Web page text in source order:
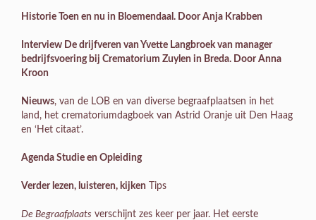
Historie Toen en nu in Bloemendaal. Door Anja Krabben
Interview De drijfveren van Yvette Langbroek van manager
bedrijfsvoering bij Crematorium Zuylen in Breda. Door Anna
Kroon
Nieuws, van de LOB en van diverse begraafplaatsen in het
land, het crematoriumdagboek van Astrid Oranje uit Den Haag
en ‘Het citaat’.
Agenda Studie en Opleiding
Verder lezen, luisteren, kijken Tips
De Begraafplaats verschijnt zes keer per jaar. Het eerste